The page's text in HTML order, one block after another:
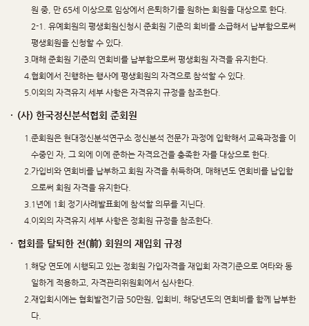
원 중, 만 65세 이상으로 임상에서 은퇴하기를 원하는 회원을 대상으로 한다.
2-1. 유예회원의 평생회원신청시 준회원 기준의 회비를 소급해서 납부함으로써
평생회원을 신청할 수 있다.
3. 매해 준회원 기준의 연회비를 납부함으로써 평생회원 자격을 유지한다.
4. 협회에서 진행하는 행사에 평생회원의 자격으로 참석할 수 있다.
5. 이외의 자격유지 세부 사항은 자격유지 규정을 참조한다.
· (사) 한국정신분석협회 준회원
1.준회원은 현대정신분석연구소 정신분석 전문가 과정에 입학해서 교육과정을 이
수중인 자, 그 외에 이에 준하는 자격요건을 충족한 자를 대상으로 한다.
2.가입비와 연회비를 납부하고 회원 자격을 취득하며, 매해년도 연회비를 납입함
으로써 회원 자격을 유지한다.
3. 1년에 1회 정기사례발표회에 참석할 의무를 지닌다.
4. 이외의 자격유지 세부 사항은 정회원 규정을 참조한다.
· 협회를 탈퇴한 전(前) 회원의 재입회 규정
1.해당 연도에 시행되고 있는 정회원 가입자격을 재입회 자격기준으로 여타와 동
일하게 적용하고, 자격관리위원회에서 심사한다.
2.재입회시에는 협회발전기금 50만원, 입회비, 해당년도의 연회비를 함께 납부한
다.